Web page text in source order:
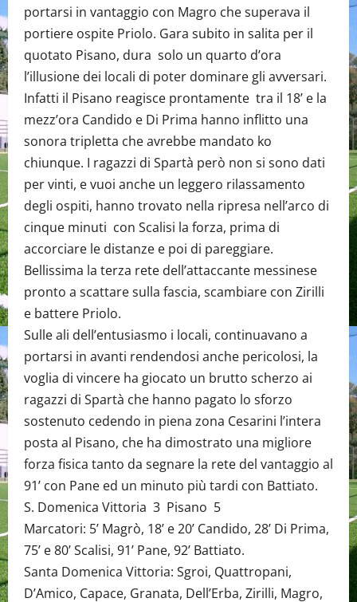
portarsi in vantaggio con Magro che superava il
portiere ospite Priolo. Gara subito in salita per il
quotato Pisano, dura solo un quarto d’ora
l’illusione dei locali di poter dominare gli avversari.
Infatti il Pisano reagisce prontamente tra il 18’ e la
mezz’ora Candido e Di Prima hanno inflitto una
sonora tripletta che avrebbe mandato ko
chiunque. I ragazzi di Spartà però non si sono dati
per vinti, e vuoi anche un leggero rilassamento
degli ospiti, hanno trovato nella ripresa nell’arco di
cinque minuti con Scalisi la forza, prima di
accorciare le distanze e poi di pareggiare.
Bellissima la terza rete dell’attaccante messinese
pronto a scattare sulla fascia, scambiare con Zirilli
e battere Priolo.
Sulle ali dell’entusiasmo i locali, continuavano a
portarsi in avanti rendendosi anche pericolosi, la
voglia di vincere ha giocato un brutto scherzo ai
ragazzi di Spartà che hanno pagato lo sforzo
sostenuto cedendo in piena zona Cesarini l’intera
posta al Pisano, che ha dimostrato una migliore
forza fisica tanto da segnare la rete del vantaggio al
91’ con Pane ed un minuto più tardi con Battiato.
S. Domenica Vittoria 3 Pisano 5
Marcatori: 5’ Magrò, 18’ e 20’ Candido, 28’ Di Prima,
75’ e 80’ Scalisi, 91’ Pane, 92’ Battiato.
Santa Domenica Vittoria: Sgroi, Quattropani,
D’Amico, Capace, Granata, Dell’Erba, Zirilli, Magro,